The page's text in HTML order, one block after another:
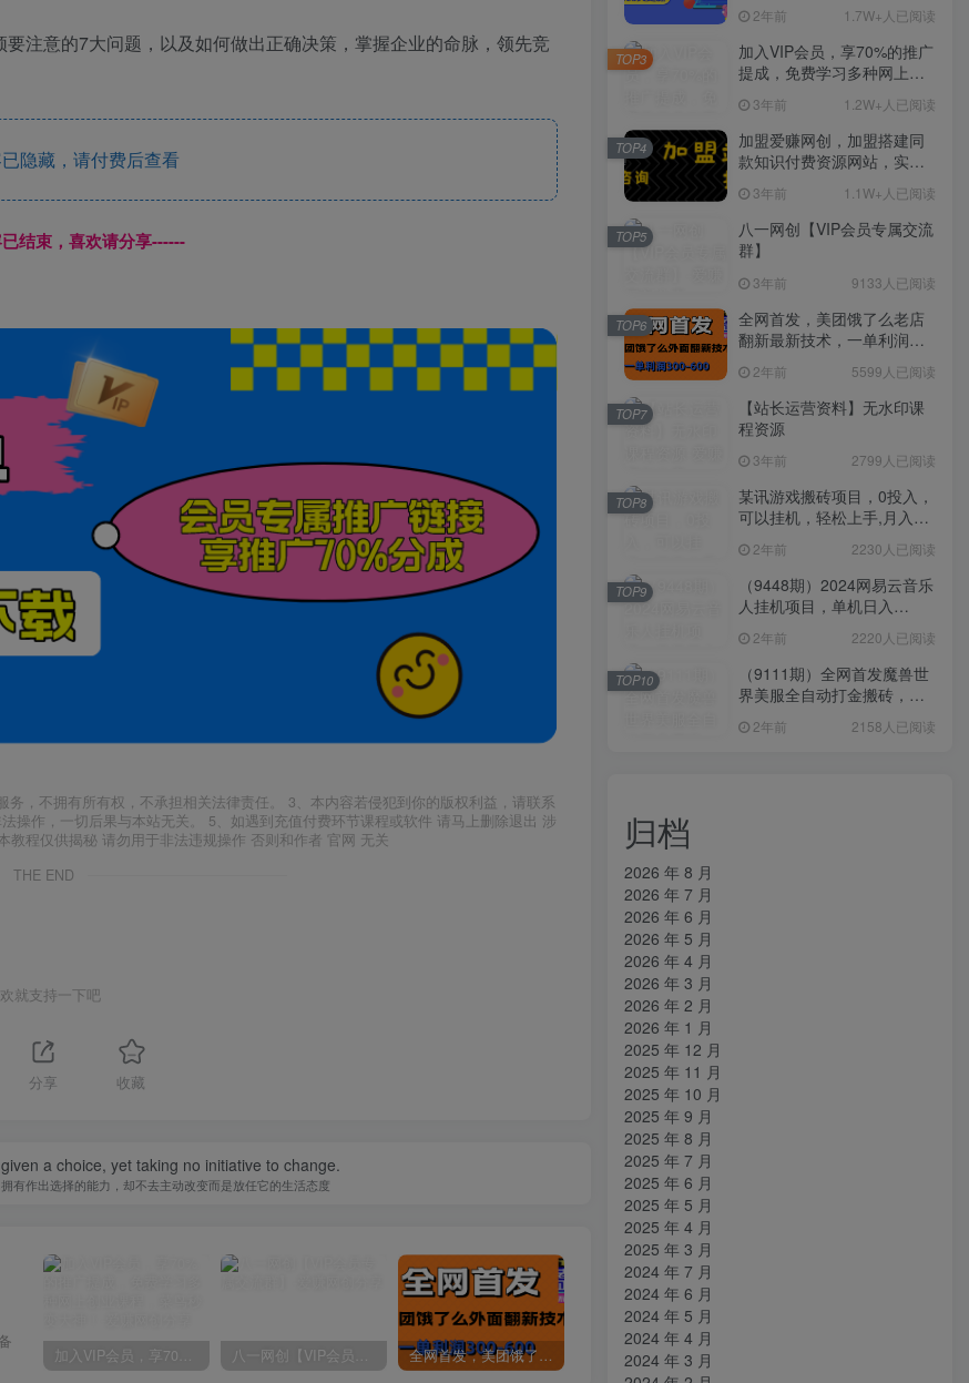
注意的7大问题，以及如何做出正确决策，掌握企业的命脉，领先竞
隐藏，请付费后查看
结束，喜欢请分享------
，不拥有所有权，不承担相关法律责任。 3、本内容若侵犯到你的版权利益，请联系
操作，一切后果与本站无关。 5、如遇到充值付费环节课程或软件 请马上删除退出 涉
程仅供揭秘 请勿用于非法违规操作 否则和作者 官网 无关
THE END
就支持一下吧
分享 收藏
a choice, yet taking no initiative to change.
有作出选择的能力，却不去主动改变而是放任它的生活态度
加入VIP会员，享70%的推广提成，免费学习多种网上创业课程，菜鸟秒变大神！ 八一网创【VIP会员专属交流群】 全网首发，美团饿了么老店翻新最新技术，一单利润300-600
2年前 1.7W+人已阅读
加入VIP会员，享70%的推广
提成，免费学习多种网上创
3年前 1.2W+人已阅读
TOP3
加盟爱赚网创，加盟搭建同
款知识付费资源网站，实现
3年前 1.1W+人已阅读
TOP4
八一网创【VIP会员专属交流
群】
3年前 9133人已阅读
TOP5
全网首发，美团饿了么老店
翻新最新技术，一单利润
2年前 5599人已阅读
TOP6
【站长运营资料】无水印课
程资源
3年前 2799人已阅读
TOP7
某讯游戏搬砖项目，0投入，
可以挂机，轻松上手,月入
2年前 2230人已阅读
TOP8
（9448期）2024网易云音乐
人挂机项目，单机日入
2年前 2220人已阅读
TOP9
（9111期）全网首发魔兽世
界美服全自动打金搬砖，日
姆级教学
2年前 2158人已阅读
TOP10
归档
2026 年 8 月
2026 年 7 月
2026 年 6 月
2026 年 5 月
2026 年 4 月
2026 年 3 月
2026 年 2 月
2026 年 1 月
2025 年 12 月
2025 年 11 月
2025 年 10 月
2025 年 9 月
2025 年 8 月
2025 年 7 月
2025 年 6 月
2025 年 5 月
2025 年 4 月
2025 年 3 月
2024 年 7 月
2024 年 6 月
2024 年 5 月
2024 年 4 月
2024 年 3 月